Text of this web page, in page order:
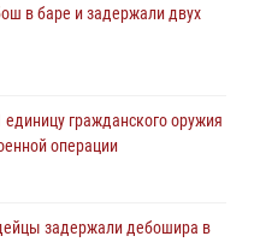
в баре и задержали двух
гражданского оружия
операции
задержали дебошира в